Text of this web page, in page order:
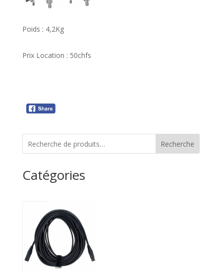
Poids : 4,2Kg
Prix Location : 50chfs
Recherche
Catégories
Cables 1